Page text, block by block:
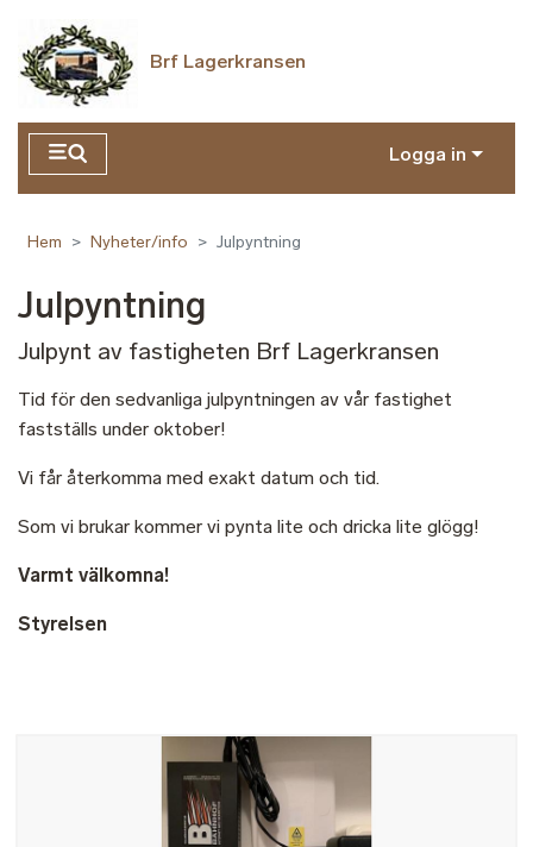
Brf Lagerkransen
Logga in
Hem Nyheter/info Julpyntning
Julpyntning
Julpynt av fastigheten Brf Lagerkransen
Tid för den sedvanliga julpyntningen av vår fastighet
fastställs under oktober!
Vi får återkomma med exakt datum och tid.
Som vi brukar kommer vi pynta lite och dricka lite glögg!
Varmt välkomna!
Styrelsen